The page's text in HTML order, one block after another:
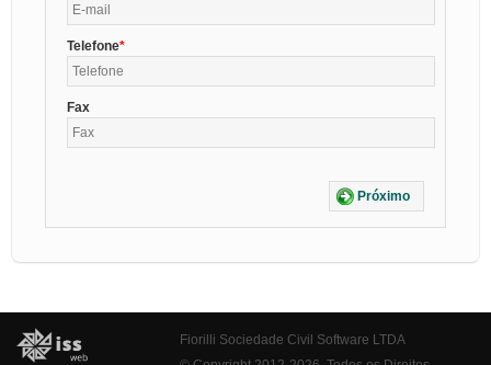
Telefone
Fax
Próximo
Fiorilli Sociedade Civil Software LTDA